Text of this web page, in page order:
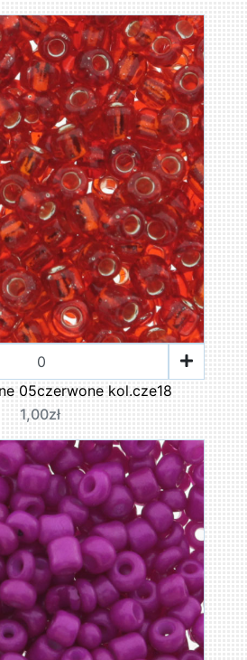
05czerwone kol.cze18
1,00zł